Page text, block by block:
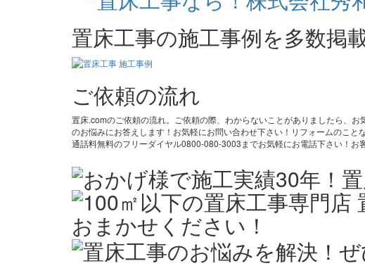
置床工事の施工事例を多数掲
ご依頼の流れ
置床.comのご依頼の流れ。ご依頼の際、わからないことがありましたら、
のお悩みにお答えします！お気軽にお問い合わせ下さい！リフォームのこ
通話料無料のフリーダイヤル0800-080-3003までお気軽にお電話下さい！お